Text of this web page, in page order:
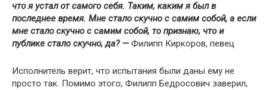
что я устал от самого себя. Таким, каким я был в
последнее время. Мне стало скучно с самим собой, а если
мне стало скучно с самим собой, то признаю, что и
публике стало скучно, да? —Филипп Киркоров, певец
Исполнитель верит, что испытания были даны ему не
просто так. Помимо этого, Филипп Бедросович заверил,